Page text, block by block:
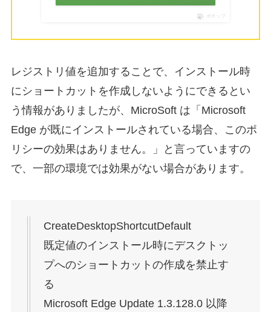
ポチップ
レジストリ値を追加することで、インストール時
にショートカットを作成しないようにできるとい
う情報がありましたが、MicroSoft は「Microsoft
Edge が既にインストールされている場合、このポ
リシーの効果はありません。」と言っていますの
で、一部の環境では効果がない場合があります。
CreateDesktopShortcutDefault
既定値のインストール時にデスクトッ
プへのショートカットの作成を禁止す
る
Microsoft Edge Update 1.3.128.0 以降